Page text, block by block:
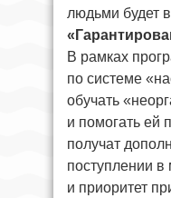
людьми будет
В рамках
по системе
обучать
и помогать ей
получат
поступлении в
и приоритет